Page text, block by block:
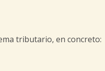
tributario, en concreto: